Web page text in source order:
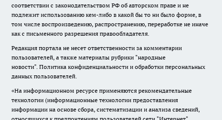
соответствии с законодательством РФ об авторском праве и не
подлежит использованию кем-либо в какой бы то ни было форме, в
том числе воспроизведению, распространению, переработке не иначе
как с письменного разрешения правообладателя.
Редакция портала не несет ответственности за комментарии
пользователей, а также материалы рубрики "народные
новости". Политика конфиденциальности и обработки персональных
данных пользователей.
«На информационном ресурсе применяются рекомендательные
технологии (информационные технологии предоставления
информации на основе сбора, систематизации и анализа сведений,